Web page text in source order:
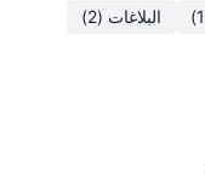
البلاغات (2)